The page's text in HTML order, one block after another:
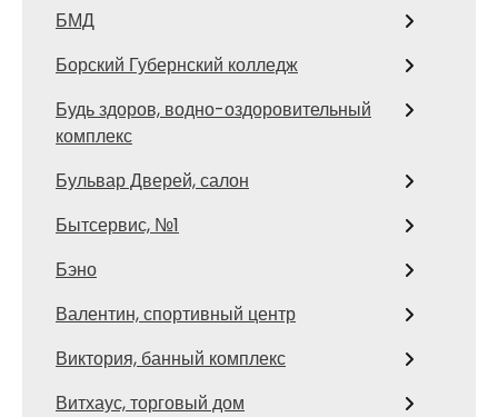
БМД
Борский Губернский колледж
Будь здоров, водно-оздоровительный
комплекс
Бульвар Дверей, салон
Бытсервис, №1
Бэно
Валентин, спортивный центр
Виктория, банный комплекс
Витхаус, торговый дом